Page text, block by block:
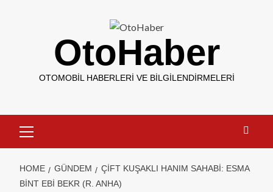
OtoHaber
OTOMOBIL HABERLERI VE BILGILENDIRMELERI
HOME GÜNDEM
ÇIFT KUŞAKLI HANIM SAHABI: ESMA
BINT EBI BEKR (R. ANHA)